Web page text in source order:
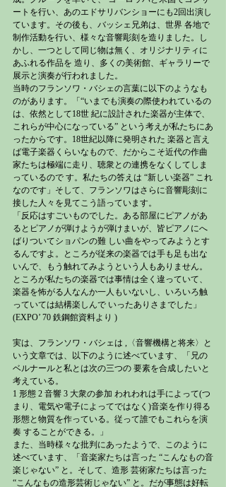
ートを行い、あのエドサリバンショーにも2回出演し
ています。その後も、バッシェ兄弟は、世界 各地で
制作活動を行い、様々な音響彫刻を造りました。し
かし、一つとして同じ物は無く、オリジナリティに
あふれる作品を 造り、多くの美術館、ギャラリーで
展示と演奏が行われました。
当時のフランソワ・バシェの言葉に以下のようなも
のがあります。「“いまでも演奏の際使われているの
は、依然として18世 紀に設計された楽器が主体で、
これらが中心になっている” という考えが私たちにあ
ったからです。18世紀以降に発明された 楽器と言え
ば電子楽器くらいなもので、だからこそ近代の作曲
家たちは極端に走り、聴衆との連携をなくしてしま
っているので す。私たちの答えは “新しい楽器” これ
なのです」そして、フランソワはさらに音響彫刻に
接した人々を見てこう語っています。
「反応はすごいものでした。ある部屋にピアノがあ
るとピアノが弾けようが弾けまいが、皆ピアノにへ
ばりついてショパンの難 しい曲をやってみようとす
るんですよ。ところが従来の楽器では手も足も出な
いんで、もう触れてみようという人もありません。
ところが私たちの楽器では事情は全く違っていて、
楽器を怖がる人なんか一人もいないし、いろいろ触
っていては結構楽しんで いったありさまでした」
(EXPO’ 70 鉄鋼館資料より )
実は、フランソワ・バシェは ,〈音響機構と将来〉と
いう文章では、以下のように述べています、「兄の
ベルナールと私とは次の三つの 要素を合成したいと
考えている。
1 形態 2 音響 3 大衆の参加 われわれは手によって(つ
まり、電気や電子によってではなく)音楽を作り得る
形態と物質を作っている。従って誰でもこれらを演
奏 することができる。」
また、当時様々な批判にあったようで、このように
述べています、「音楽家たちは言った “こんなもの音
楽じゃない” と。そして、造形 芸術家たちは言った
“こんなもの造形芸術じゃない” と。だが事態は好転